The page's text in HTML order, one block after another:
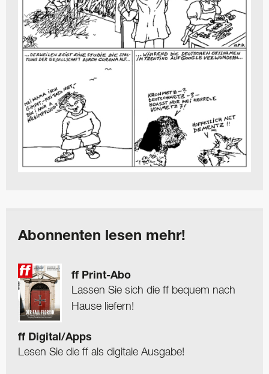
Abonnenten lesen mehr!
ff Print-Abo
Lassen Sie sich die ff bequem nach
Hause liefern!
ff Digital/Apps
Lesen Sie die ff als digitale Ausgabe!